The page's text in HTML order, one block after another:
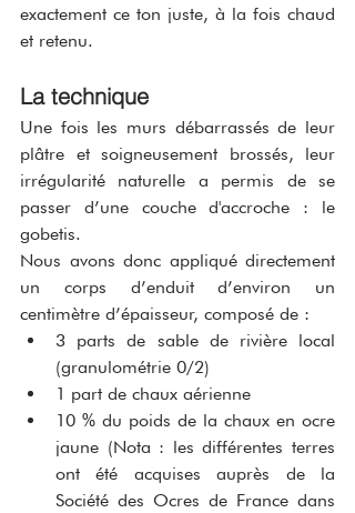
exactement ce ton juste, à la fois chaud
et retenu.
La technique
Une fois les murs débarrassés de leur
plâtre et soigneusement brossés, leur
irrégularité naturelle a permis de se
passer d’une couche d'accroche : le
gobetis.
Nous avons donc appliqué directement
un corps d’enduit d’environ un
centimètre d’épaisseur, composé de :
3 parts de sable de rivière local
(granulométrie 0/2)
1 part de chaux aérienne
10 % du poids de la chaux en ocre
jaune (Nota : les différentes terres
ont été acquises auprès de la
Société des Ocres de France dans